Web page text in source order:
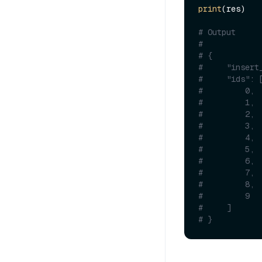
print(res)
# Output
#
# {
#
#     "ids":
#         0,
#         1,
#         2,
#         3,
#         4,
#         5,
#         6,
#         7,
#         8,
#         9
#     ]
# }